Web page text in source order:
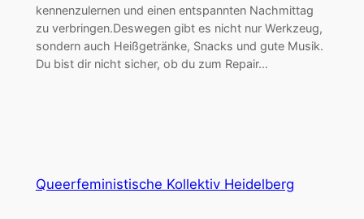
kennenzulernen und einen entspannten Nachmittag
zu verbringen.Deswegen gibt es nicht nur Werkzeug,
sondern auch Heißgetränke, Snacks und gute Musik.
Du bist dir nicht sicher, ob du zum Repair…
Queerfeministische Kollektiv Heidelberg